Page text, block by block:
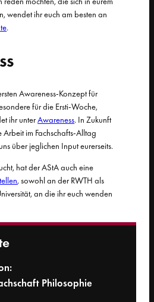
wendet ihr euch am besten an
.
Awareness-Konzept für
für die Ersti-Woche,
ihr unterAwareness. In Zukunft
Arbeit im Fachschafts-Alltag
über jeglichen Input eurerseits.
hat der AStA auch eine
, sowohl an der RWTH als
an die ihr euch wenden
Philosophie